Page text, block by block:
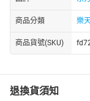
商品分類 樂
商品貨號(SKU)
退換貨須知